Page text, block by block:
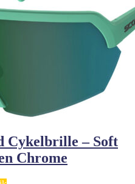
Cykelbrille – Soft
Chrome